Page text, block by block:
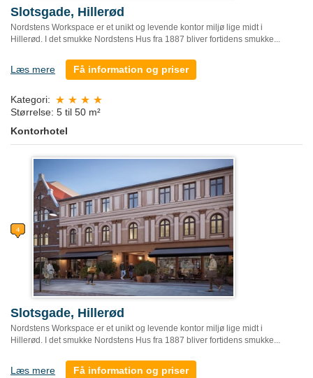
Slotsgade, Hillerød
Nordstens Workspace er et unikt og levende kontor miljø lige midt i
Hillerød. I det smukke Nordstens Hus fra 1887 bliver fortidens smukke...
Læs mere Få information og priser
Kategori:
Størrelse: 5 til 50 m²
Kontorhotel
Slotsgade, Hillerød
Nordstens Workspace er et unikt og levende kontor miljø lige midt i
Hillerød. I det smukke Nordstens Hus fra 1887 bliver fortidens smukke...
Læs mere Få information og priser